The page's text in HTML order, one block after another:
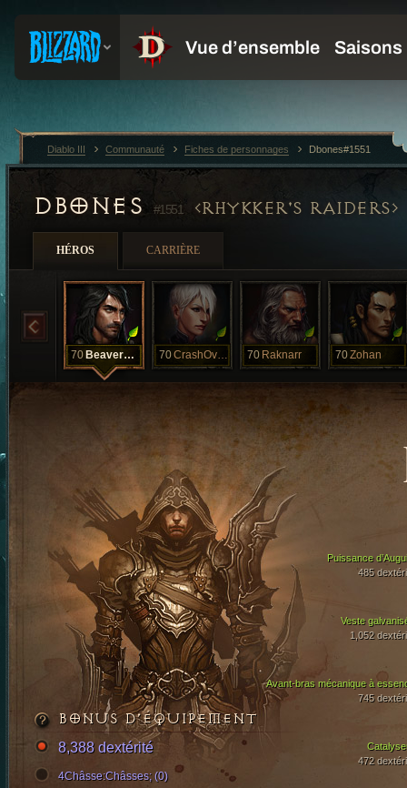
DBONES#1551 RHYKKER'S RAIDERS
HÉROS CARRIÈRE
70 Beaverhausen 70 CrashOveride 70 Raknarr 70Zohan
Veste
1,052
Avant-bras mécanique à
745
Puissance
485
472
BONUS D’ÉQUIPEMENT
8,388 dextérité
4Châsse:Châsses; (0)
Diablo III Communauté Fiches de personnages Dbones#1551